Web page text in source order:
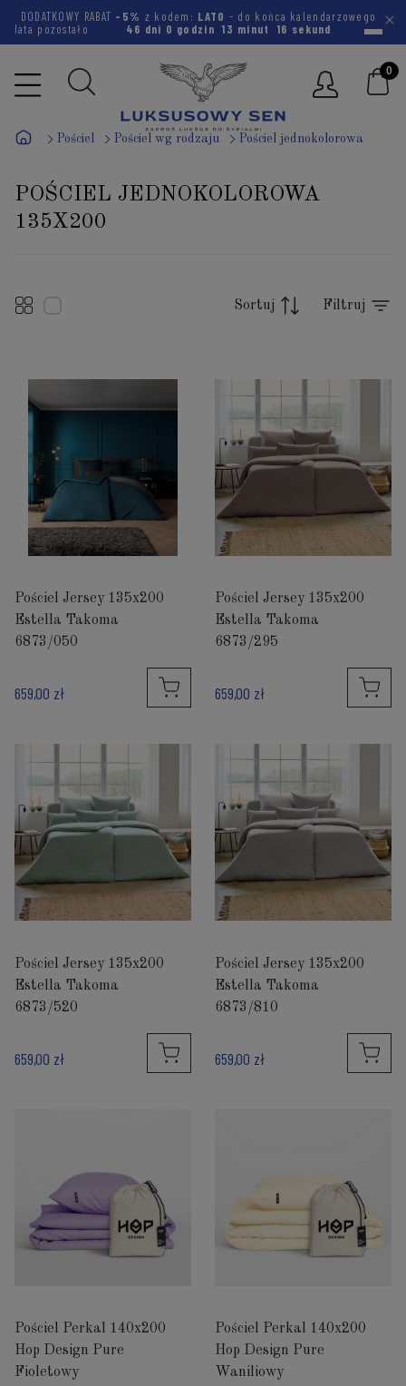
DODATKOWY RABAT -5% z kodem: LATO - do końca kalendarzowego
lata pozostało
46 dni 0 godzin 13 minut 15 sekund
Pościel Pościel wg rodzaju Pościel jednokolorowa
POŚCIEL JEDNOKOLOROWA
135X200
Sortuj Filtruj
Pościel Jersey 135x200
Estella Takoma
6873/050
659,00 zł
Pościel Jersey 135x200
Estella Takoma
6873/295
659,00 zł
Pościel Jersey 135x200
Estella Takoma
6873/520
659,00 zł
Pościel Jersey 135x200
Estella Takoma
6873/810
659,00 zł
Pościel Perkal 140x200
Hop Design Pure
Fioletowy
Pościel Perkal 140x200
Hop Design Pure
Waniliowy